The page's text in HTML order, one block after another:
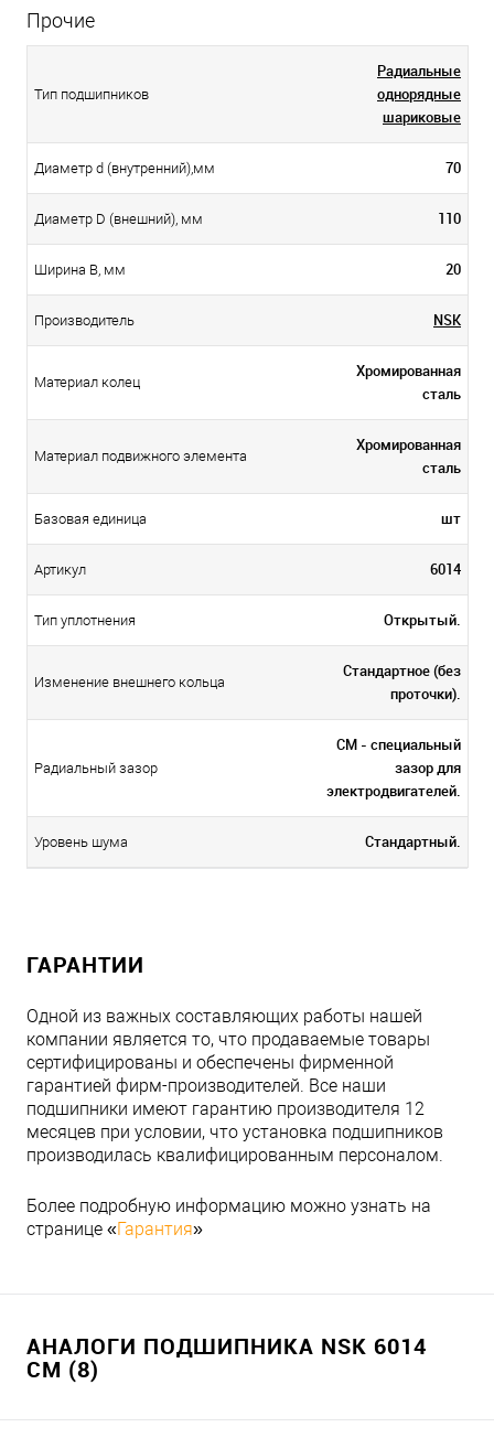
Прочие
Тип подшипников
Радиальные
однорядные
шариковые
Диаметр d (внутренний),мм 70
Диаметр D (внешний), мм 110
Ширина B, мм 20
Производитель NSK
Материал колец
Хромированная
сталь
Материал подвижного элемента
Хромированная
сталь
Базовая единица шт
Артикул 6014
Тип уплотнения Открытый.
Изменение внешнего кольца
Стандартное (без
проточки).
Радиальный зазор
CM - специальный
зазор для
электродвигателей.
Уровень шума Стандартный.
ГАРАНТИИ
Одной из важных составляющих работы нашей
компании является то, что продаваемые товары
сертифицированы и обеспечены фирменной
гарантией фирм-производителей. Все наши
подшипники имеют гарантию производителя 12
месяцев при условии, что установка подшипников
производилась квалифицированным персоналом.
Более подробную информацию можно узнать на
странице «Гарантия»
АНАЛОГИ ПОДШИПНИКА NSK 6014
CM (8)